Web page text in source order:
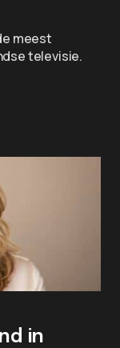
meest
televisie.
in